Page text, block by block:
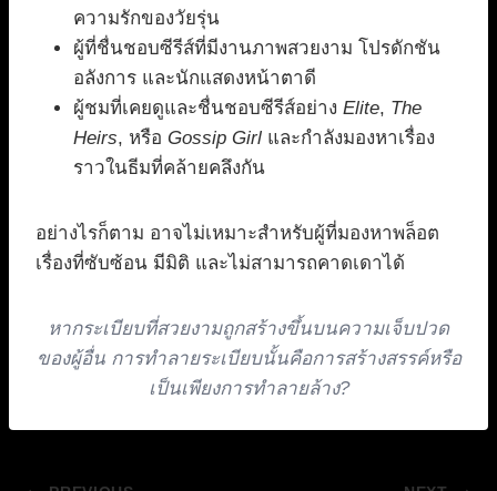
ความรักของวัยรุ่น
ผู้ที่ชื่นชอบซีรีส์ที่มีงานภาพสวยงาม โปรดักชัน
อลังการ และนักแสดงหน้าตาดี
ผู้ชมที่เคยดูและชื่นชอบซีรีส์อย่าง Elite, The
Heirs, หรือ Gossip Girl และกำลังมองหาเรื่อง
ราวในธีมที่คล้ายคลึงกัน
อย่างไรก็ตาม อาจไม่เหมาะสำหรับผู้ที่มองหาพล็อต
เรื่องที่ซับซ้อน มีมิติ และไม่สามารถคาดเดาได้
หากระเบียบที่สวยงามถูกสร้างขึ้นบนความเจ็บปวด
ของผู้อื่น การทำลายระเบียบนั้นคือการสร้างสรรค์หรือ
เป็นเพียงการทำลายล้าง?